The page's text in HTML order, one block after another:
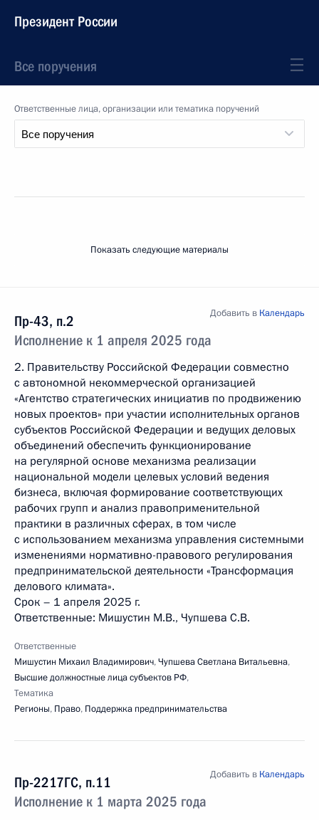
Президент России
Все поручения
Ответственные лица, организации или тематика поручений
Показать следующие материалы
Пр-43, п.2
Исполнение к 1 апреля 2025 года
Добавить в Календарь
2. Правительству Российской Федерации совместно
с автономной некоммерческой организацией
«Агентство стратегических инициатив по продвижению
новых проектов» при участии исполнительных органов
субъектов Российской Федерации и ведущих деловых
объединений обеспечить функционирование
на регулярной основе механизма реализации
национальной модели целевых условий ведения
бизнеса, включая формирование соответствующих
рабочих групп и анализ правоприменительной
практики в различных сферах, в том числе
с использованием механизма управления системными
изменениями нормативно-правового регулирования
предпринимательской деятельности «Трансформация
делового климата».
Срок – 1 апреля 2025 г.
Ответственные: Мишустин М.В., Чупшева С.В.
Ответственные
Мишустин Михаил Владимирович,Чупшева Светлана Витальевна,
Высшие должностные лица субъектов РФ,
Тематика
Регионы, Право, Поддержка предпринимательства
Пр-2217ГС, п.11
Исполнение к 1 марта 2025 года
Добавить в Календарь